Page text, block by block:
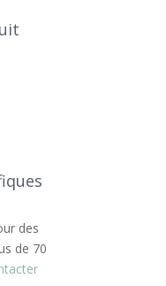
des
de 70